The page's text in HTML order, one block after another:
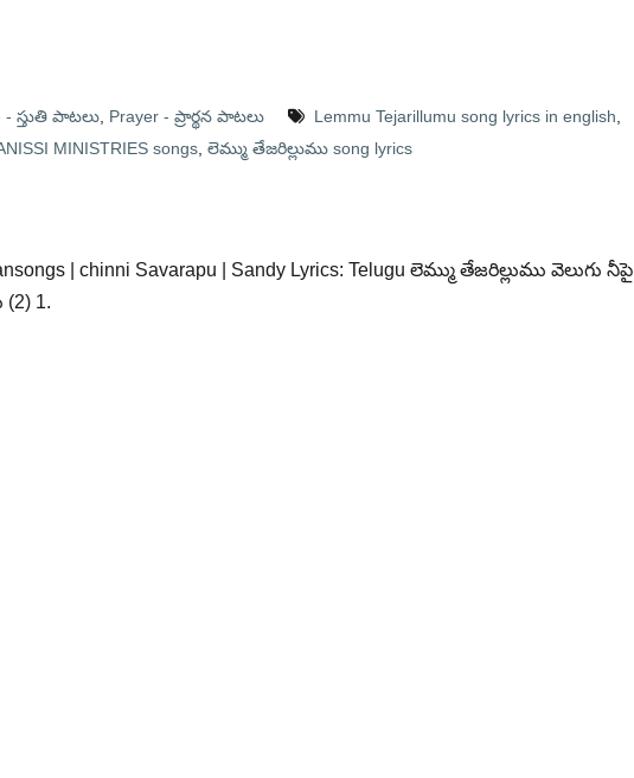
- స్తుతి పాటలు Prayer - ప్రార్థన పాటలు Lemmu Tejarillumu song lyrics in english
MINISTRIES songs లెమ్ము తేజరిల్లుము song lyrics
| chinni Savarapu | Sandy Lyrics: Telugu లెమ్ము తేజరిల్లుము వెలుగు నీపై
1.